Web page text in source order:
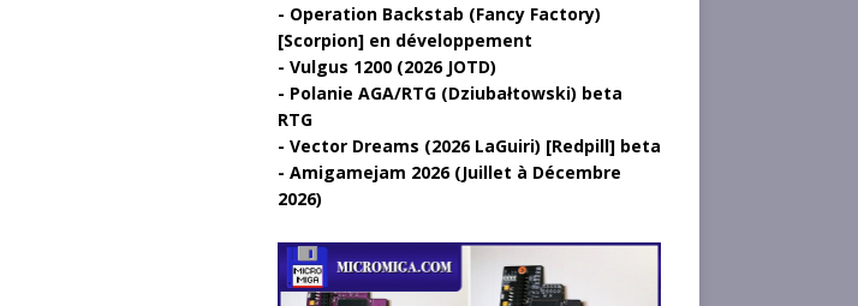
Operation Backstab (Fancy Factory)
[Scorpion] en développement
Vulgus 1200 (2026 JOTD)
Polanie AGA/RTG (Dziubałtowski) beta
RTG
Vector Dreams (2026 LaGuiri) [Redpill] beta
Amigamejam 2026 (Juillet à Décembre
2026)